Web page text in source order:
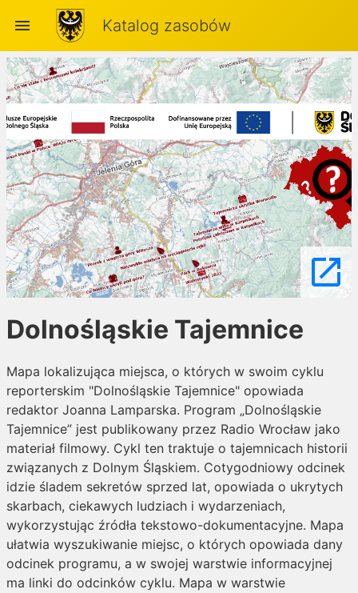
menu Katalog zasobów
launch
Dolnośląskie Tajemnice
Mapa lokalizująca miejsca, o których w swoim cyklu
reporterskim "Dolnośląskie Tajemnice" opowiada
redaktor Joanna Lamparska. Program „Dolnośląskie
Tajemnice” jest publikowany przez Radio Wrocław jako
materiał filmowy. Cykl ten traktuje o tajemnicach historii
związanych z Dolnym Śląskiem. Cotygodniowy odcinek
idzie śladem sekretów sprzed lat, opowiada o ukrytych
skarbach, ciekawych ludziach i wydarzeniach,
wykorzystując źródła tekstowo-dokumentacyjne. Mapa
ułatwia wyszukiwanie miejsc, o których opowiada dany
odcinek programu, a w swojej warstwie informacyjnej
ma linki do odcinków cyklu. Mapa w warstwie